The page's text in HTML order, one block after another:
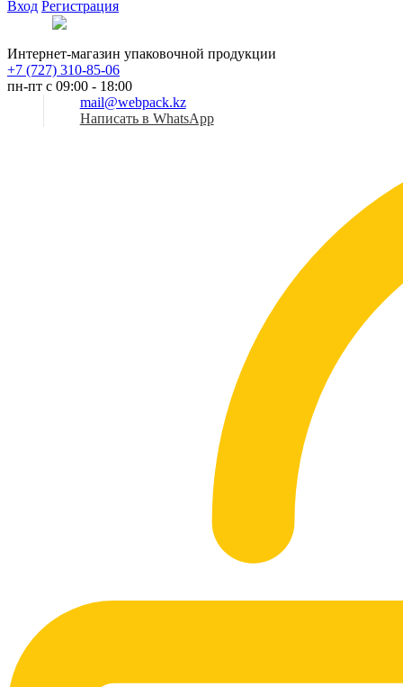
Вход Регистрация
Интернет-магазин упаковочной продукции
+7 (727) 310-85-06
пн-пт с 09:00 - 18:00
mail@webpack.kz
Написать в WhatsApp